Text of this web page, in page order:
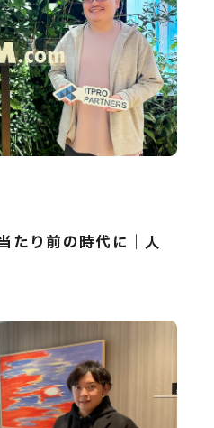
たり前の時代に｜人